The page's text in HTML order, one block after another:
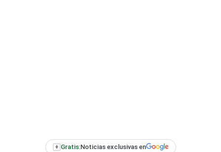
+ Gratis:Noticias exclusivas en